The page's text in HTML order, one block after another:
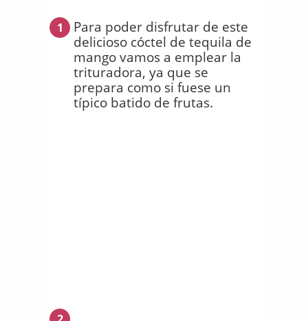
1
Para poder disfrutar de este
delicioso cóctel de tequila de
mango vamos a emplear la
trituradora, ya que se
prepara como si fuese un
típico batido de frutas.